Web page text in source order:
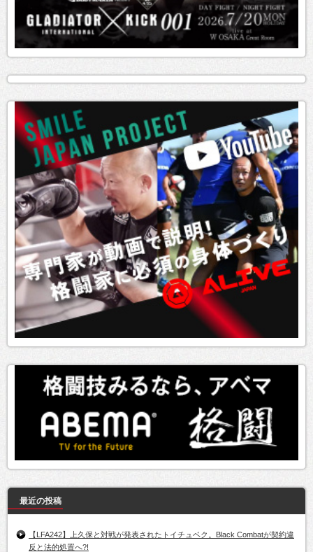
最近の投稿
【LFA242】上久保と対戦が発表されたトイチュベク。Black Combatが契約違
反と法的処置へ?!